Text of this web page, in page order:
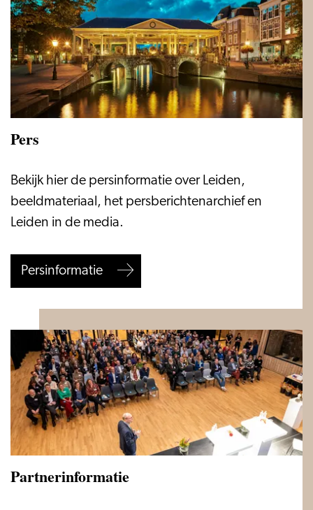
Pers
Pers
Bekijk hier de persinformatie over Leiden,
beeldmateriaal, het persberichtenarchief en
Leiden in de media.
Persinformatie
Partnerinformatie